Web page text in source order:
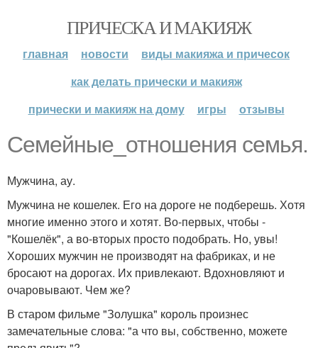
ПРИЧЕСКА И МАКИЯЖ
главная новости
виды макияжа и причесок
как делать прически и макияж
прически и макияж на дому
игры отзывы
Семейные_отношения семья.
Мужчина, ау.
Мужчина не кошелек. Его на дороге не подберешь. Хотя
многие именно этого и хотят. Во-первых, чтобы -
"Кошелёк", а во-вторых просто подобрать. Но, увы!
Хороших мужчин не производят на фабриках, и не
бросают на дорогах. Их привлекают. Вдохновляют и
очаровывают. Чем же?
В старом фильме "Золушка" король произнес
замечательные слова: "а что вы, собственно, можете